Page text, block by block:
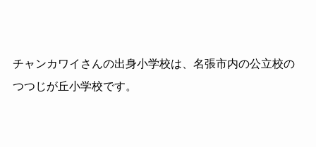
チャンカワイさんの出身小学校は、名張市内の公立校の
つつじが丘小学校です。